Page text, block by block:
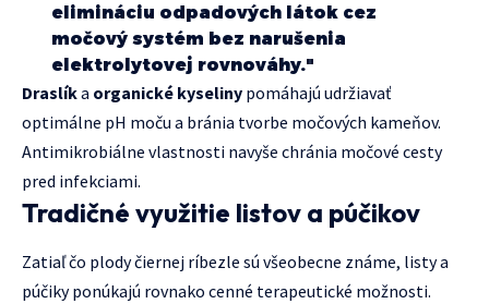
elimináciu odpadových látok cez
močový systém bez narušenia
elektrolytovej rovnováhy."
Draslíka organické kyseliny pomáhajú udržiavať
optimálne pH moču a bránia tvorbe močových kameňov.
Antimikrobiálne vlastnosti navyše chránia močové cesty
pred infekciami.
Tradičné využitie listov a púčikov
Zatiaľ čo plody čiernej ríbezle sú všeobecne známe, listy a
púčiky ponúkajú rovnako cenné terapeutické možnosti.